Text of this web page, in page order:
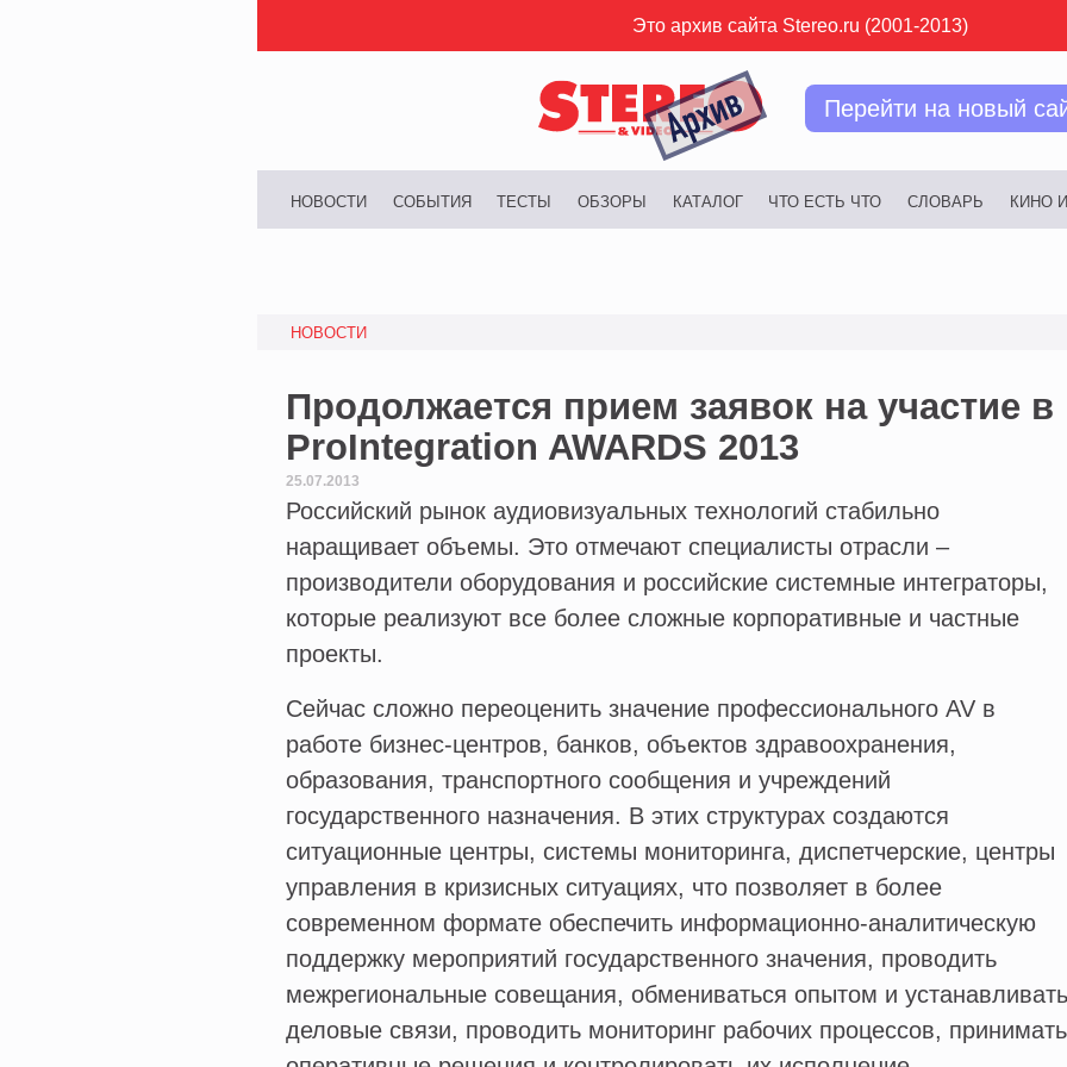
Это архив сайта Stereo.ru (2001-2013)
Перейти на новый
НОВОСТИ СОБЫТИЯ ТЕСТЫ ОБЗОРЫ КАТАЛОГ ЧТО ЕСТЬ ЧТО СЛОВАРЬ КИНО
НОВОСТИ
Продолжается прием заявок на участие
ProIntegration AWARDS 2013
25.07.2013
Российский рынок аудиовизуальных технологий стабильно
наращивает объемы. Это отмечают специалисты отрасли –
производители оборудования и российские системные интеграторы,
которые реализуют все более сложные корпоративные и частные
проекты.
Сейчас сложно переоценить значение профессионального AV в
работе бизнес-центров, банков, объектов здравоохранения,
образования, транспортного сообщения и учреждений
государственного назначения. В этих структурах создаются
ситуационные центры, системы мониторинга, диспетчерские, центры
управления в кризисных ситуациях, что позволяет в более
современном формате обеспечить информационно-аналитическую
поддержку мероприятий государственного значения, проводить
межрегиональные совещания, обмениваться опытом и устанавливать
деловые связи, проводить мониторинг рабочих процессов, принимать